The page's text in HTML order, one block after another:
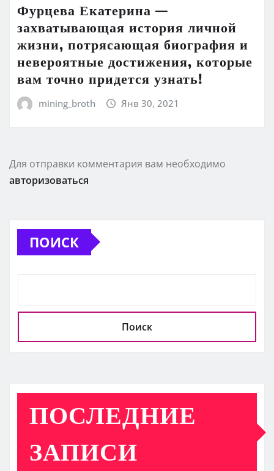
Фурцева Екатерина —
захватывающая история личной
жизни, потрясающая биография и
невероятные достижения, которые
вам точно придется узнать!
mining_broth Янв 30, 2021
Для отправки комментария вам необходимо
авторизоваться
ПОИСК
Поиск
ПОСЛЕДНИЕ
ЗАПИСИ